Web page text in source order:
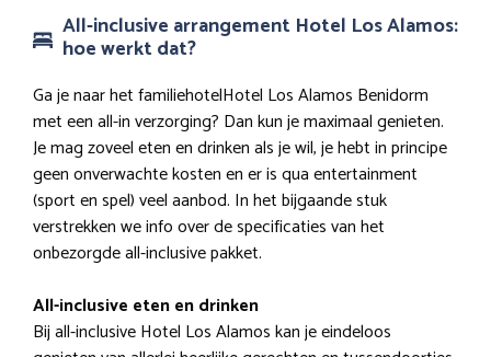
All-inclusive arrangement Hotel Los Alamos:
hoe werkt dat?
Ga je naar het familiehotelHotel Los Alamos Benidorm
met een all-in verzorging? Dan kun je maximaal genieten.
Je mag zoveel eten en drinken als je wil, je hebt in principe
geen onverwachte kosten en er is qua entertainment
(sport en spel) veel aanbod. In het bijgaande stuk
verstrekken we info over de specificaties van het
onbezorgde all-inclusive pakket.
All-inclusive eten en drinken
Bij all-inclusive Hotel Los Alamos kan je eindeloos